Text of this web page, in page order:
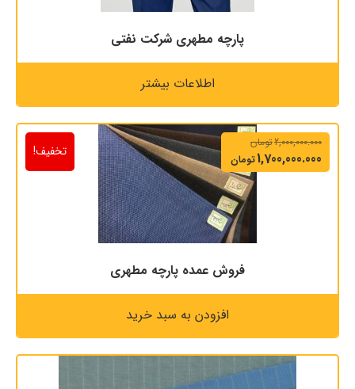
پارچه مطهری شرکت نفتی
اطلاعات بیشتر
2,000,000.000تومان
1,700,000.000تومان تخفیف!
فروش عمده پارچه مطهری
افزودن به سبد خرید